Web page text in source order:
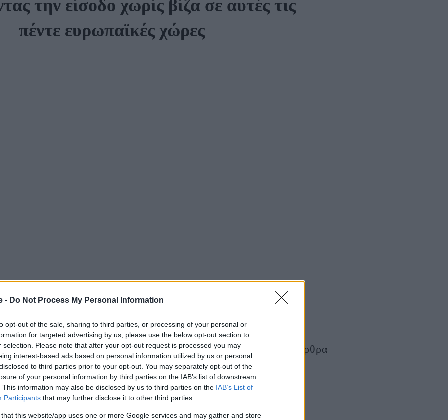
- Do Not Process My Personal Information
opt-out of the sale, sharing to third parties, or processing of your personal or
for targeted advertising by us, please use the below opt-out section to
selection. Please note that after your opt-out request is processed you may
interest-based ads based on personal information utilized by us or personal
to third parties prior to your opt-out. You may separately opt-out of the
of your personal information by third parties on the IAB’s list of downstream
This information may also be disclosed by us to third parties on the IAB’s List of
Participants that may further disclose it to other third parties.
that this website/app uses one or more Google services and may gather and store
την είσοδο χωρίς βίζα σε αυτές τις
πέντε ευρωπαϊκές χώρες
επισκέπτες από αυτές τις πέντε ευρωπαϊκές
-
Τελευταία Άρθρα